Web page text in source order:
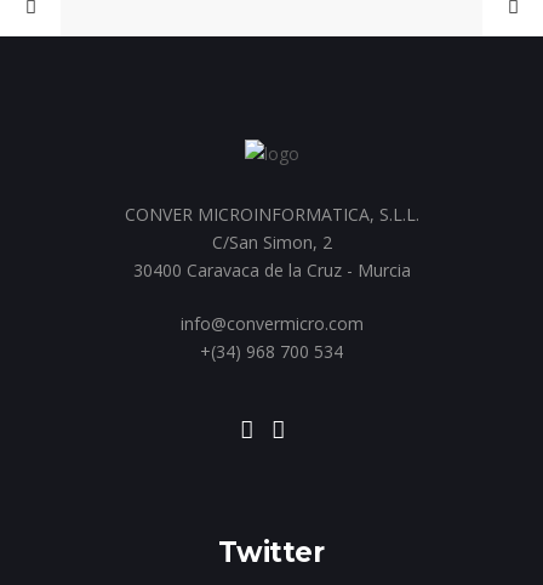
CONVER MICROINFORMATICA, S.L.L.
C/San Simon, 2
30400 Caravaca de la Cruz - Murcia
info@convermicro.com
+(34) 968 700 534
Twitter